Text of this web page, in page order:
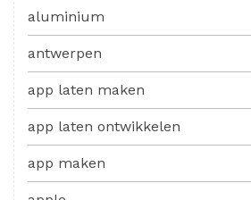
aluminium
antwerpen
app laten maken
app laten ontwikkelen
app maken